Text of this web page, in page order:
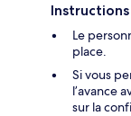
Le
place.
Si vous
l’avance
sur la